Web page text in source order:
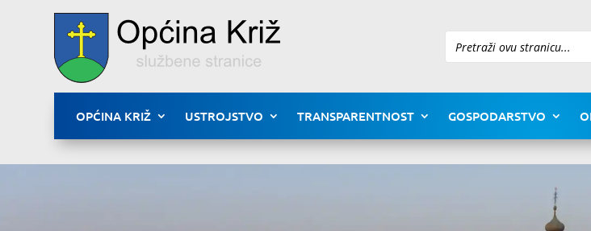
Pretraži
OPĆINA KRIŽ USTROJSTVO TRANSPARENTNOST GOSPODARSTVO